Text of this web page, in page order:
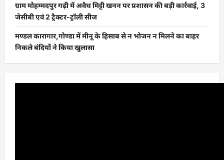
ग्राम मोहम्मदपुर गढ़ी में अवैध मिट्टी खनन पर प्रशासन की बड़ी कार्रवाई, 3
जेसीबी एवं 2 ट्रैक्टर-ट्रॉली सीज
मण्डल कारागार,गोण्डा में मीनू के हिसाब से न भोजन न मिलने का बाहर
निकले बंदियों ने किया खुलासा